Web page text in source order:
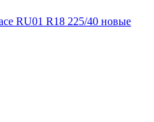
RU01 R18 225/40 новые